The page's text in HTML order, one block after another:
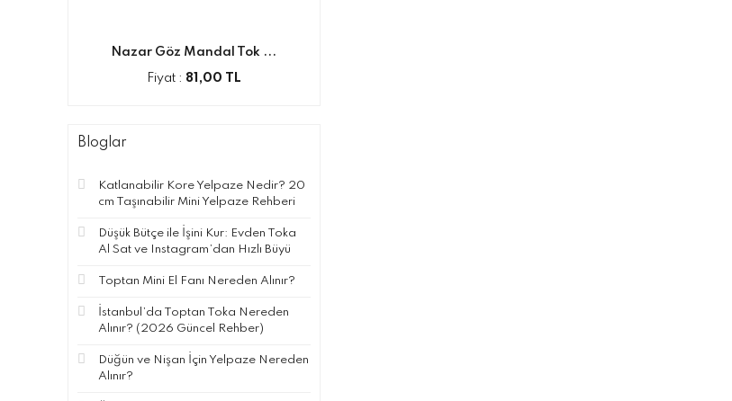
Nazar Göz Mandal Tok ...
Fiyat : 81,00 TL
Bloglar
Katlanabilir Kore Yelpaze Nedir? 20
cm Taşınabilir Mini Yelpaze Rehberi
Düşük Bütçe ile İşini Kur: Evden Toka
Al Sat ve Instagram’dan Hızlı Büyü
Toptan Mini El Fanı Nereden Alınır?
İstanbul’da Toptan Toka Nereden
Alınır? (2026 Güncel Rehber)
Düğün ve Nişan İçin Yelpaze Nereden
Alınır?